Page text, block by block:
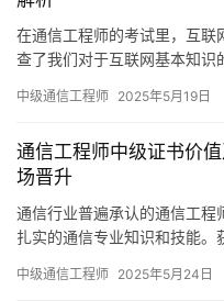
在通信工程师的考试里，互联
查了我们对于互联网基本知识
中级通信工程师 2025年5月19日
通信工程师中级证书价
场晋升
通信行业普遍承认的通信工程
扎实的通信专业知识和技能
中级通信工程师 2025年5月24日